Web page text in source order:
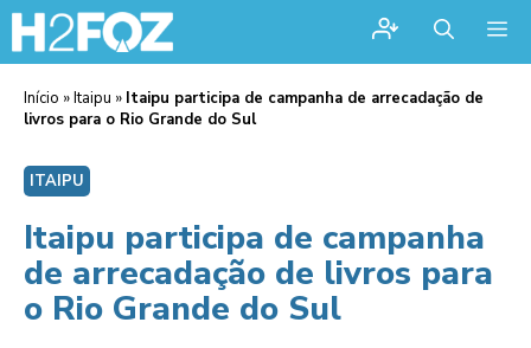
Início »Itaipu » Itaipu participa de campanha de arrecadação de
livros para o Rio Grande do Sul
ITAIPU
Itaipu participa de campanha
de arrecadação de livros para
o Rio Grande do Sul